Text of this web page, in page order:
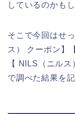
しているのかも
そこで今回はせ
ス） クーポン】
【 NILS（ニル
で調べた結果を